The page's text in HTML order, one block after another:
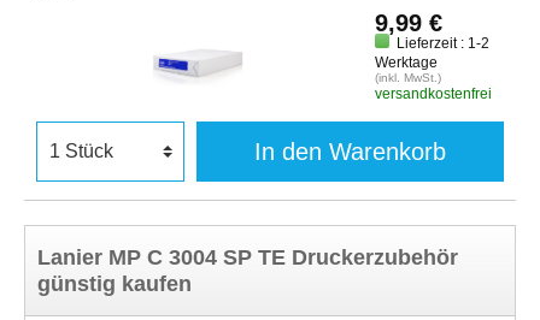
9,99 €
Lieferzeit : 1-2
Werktage
(inkl. MwSt.)
versandkostenfrei
In den Warenkorb
Lanier MP C 3004 SP TE Druckerzubehör
günstig kaufen